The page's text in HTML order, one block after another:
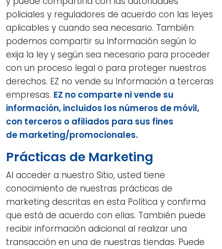
policiales y reguladores de acuerdo con las leyes
aplicables y cuando sea necesario. También
podemos compartir su Información según lo
exija la ley y según sea necesario para proceder
con un proceso legal o para proteger nuestros
derechos. EZ no vende su Información a terceras
empresas. EZ no comparte ni vende su
información, incluidos los números de móvil,
con terceros o afiliados para sus fines
de marketing/promocionales.
Prácticas de Marketing
Al acceder a nuestro Sitio, usted tiene
conocimiento de nuestras prácticas de
marketing descritas en esta Política y confirma
que está de acuerdo con ellas. También puede
recibir información adicional al realizar una
transacción en una de nuestras tiendas. Puede